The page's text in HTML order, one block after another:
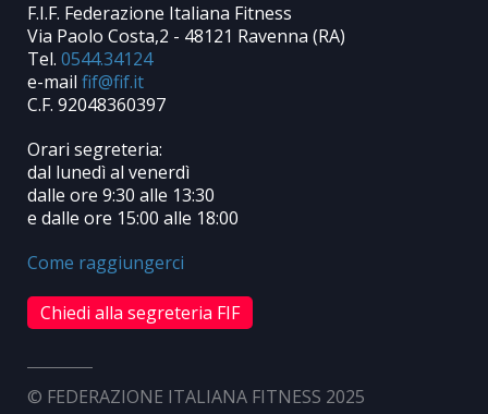
F.I.F. Federazione Italiana Fitness
Via Paolo Costa,2 - 48121 Ravenna (RA)
Tel. 0544.34124
e-mail
C.F. 92048360397
Orari segreteria:
dal lunedì al venerdì
dalle ore 9:30 alle 13:30
e dalle ore 15:00 alle 18:00
Come raggiungerci
Chiedi alla segreteria FIF
© FEDERAZIONE ITALIANA FITNESS 2025